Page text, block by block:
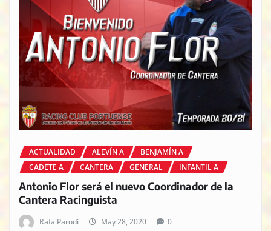
ACTUALIDAD ALEVÍN A
BENJAMÍN A
CADETE A
CANTERA GENERAL INFANTIL A
Antonio Flor será el nuevo Coordinador de la
Cantera Racinguista
Rafa Parodi May 28, 2020 0